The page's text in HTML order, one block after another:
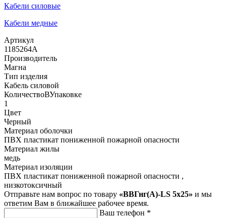
Кабели силовые
Кабели медные
Артикул
1185264А
Производитель
Магна
Тип изделия
Кабель силовой
КоличествоВУпаковке
1
Цвет
Черный
Материал оболочки
ПВХ пластикат пониженной пожарной опасности
Материал жилы
медь
Материал изоляции
ПВХ пластикат пониженной пожарной опасности ,
низкотоксичный
Отправьте нам вопрос по товару «ВВГнг(А)-LS 5х25» и мы
ответим Вам в ближайшее рабочее время.
Ваш телефон *